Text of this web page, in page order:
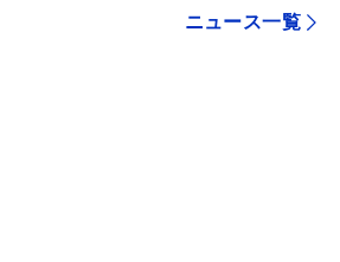
ニュース一覧